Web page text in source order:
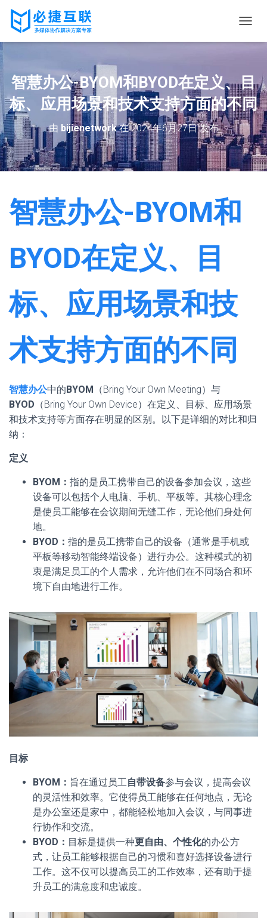
换
智慧办公-BYOM和BYOD在定义、目
标、应用场景和技术支持方面的不同
由 bijienetwork在2024年6月27日发布
智慧办公-BYOM和
BYOD在定义、目
标、应用场景和技
术支持方面的不同
智慧办公中的BYOM （Bring Your Own Meeting）与
BYOD （Bring Your Own Device）在定义、目标、应用场景
和技术支持等方面存在明显的区别。以下是详细的对比和归
纳：
定义
BYOM： 指的是员工携带自己的设备参加会议，这些
设备可以包括个人电脑、手机、平板等。其核心理念
是使员工能够在会议期间无缝工作，无论他们身处何
地。
BYOD： 指的是员工携带自己的设备（通常是手机或
平板等移动智能终端设备）进行办公。这种模式的初
衷是满足员工的个人需求，允许他们在不同场合和环
境下自由地进行工作。
目标
BYOM： 旨在通过员工自带设备参与会议，提高会议
的灵活性和效率。它使得员工能够在任何地点，无论
是办公室还是家中，都能轻松地加入会议，与同事进
行协作和交流。
BYOD： 目标是提供一种更自由、个性化的办公方
式，让员工能够根据自己的习惯和喜好选择设备进行
工作。这不仅可以提高员工的工作效率，还有助于提
升员工的满意度和忠诚度。